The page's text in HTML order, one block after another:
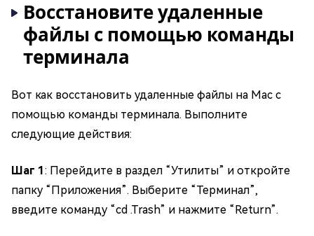
Восстановите удаленные
файлы с помощью команды
терминала
Вот как восстановить удаленные файлы на Mac с
помощью команды терминала. Выполните
следующие действия:
Шаг 1 : Перейдите в раздел “Утилиты” и откройте
папку “Приложения”. Выберите “Терминал”,
введите команду “cd .Trash” и нажмите “Return”.